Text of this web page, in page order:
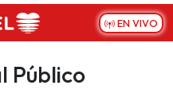
EN VIVO
Público